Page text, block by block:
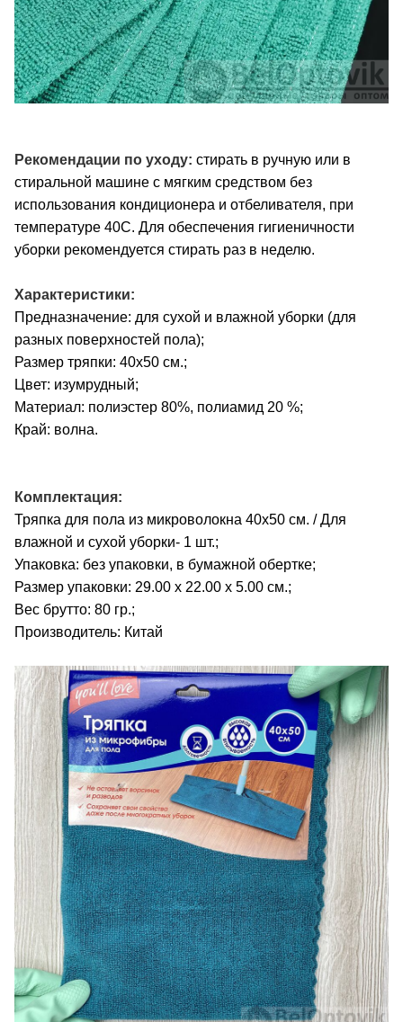
Рекомендации по уходу: стирать в ручную или в
стиральной машине с мягким средством без
использования кондиционера и отбеливателя, при
температуре 40С. Для обеспечения гигиеничности
уборки рекомендуется стирать раз в неделю.
Характеристики:
Предназначение: для сухой и влажной уборки (для
разных поверхностей пола);
Размер тряпки: 40х50 см.;
Цвет: изумрудный;
Материал: полиэстер 80%, полиамид 20 %;
Край: волна.
Комплектация:
Тряпка для пола из микроволокна 40х50 см. / Для
влажной и сухой уборки- 1 шт.;
Упаковка: без упаковки, в бумажной обертке;
Размер упаковки: 29.00 х 22.00 х 5.00 см.;
Вес брутто: 80 гр.;
Производитель: Китай